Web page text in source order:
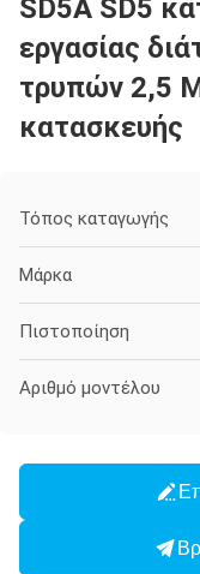
SD5A SD5
εργασίας
τρυπών 2,5
κατασκευής
Τόπος καταγωγής
Μάρκα
Πιστοποίηση
Αριθμό μοντέλου